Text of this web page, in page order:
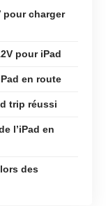
pour charger
pour iPad
en route
trip réussi
l’iPad en
des